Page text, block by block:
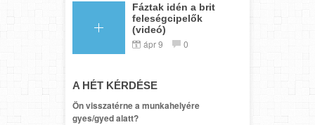
Fáztak idén a brit
feleségcipelők
(videó)
ápr 9 0
A HÉT KÉRDÉSE
Ön visszatérne a munkahelyére
gyes/gyed alatt?